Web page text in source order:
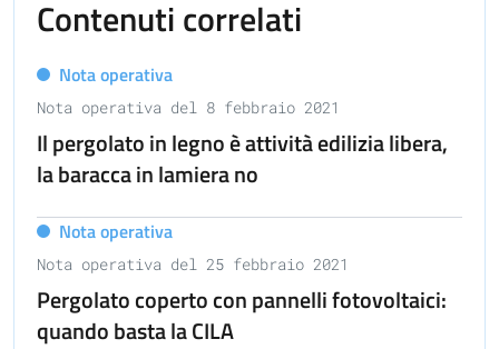
Contenuti correlati
Nota operativa
Nota operativa del 8 febbraio 2021
Il pergolato in legno è attività edilizia libera,
la baracca in lamiera no
Nota operativa
Nota operativa del 25 febbraio 2021
Pergolato coperto con pannelli fotovoltaici:
quando basta la CILA